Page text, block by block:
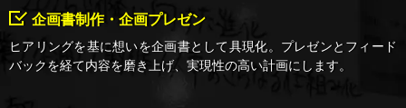
企画書制作・企画プレゼン
ヒアリングを基に想いを企画書として具現化。プレゼンとフィード
バックを経て内容を磨き上げ、実現性の高い計画にします。